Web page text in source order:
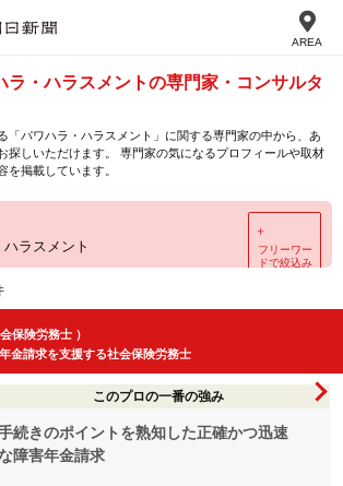
AREA
ラ・ハラスメントの専門家・コンサルタ
「パワハラ・ハラスメント」に関する専門家の中から、あ
探しいただけます。 専門家の気になるプロフィールや取材
を掲載しています。
ラスメント
＋
フリーワー
ドで絞込み
会保険労務士 ）
金請求を支援する社会保険労務士
このプロの一番の強み
続きのポイントを熟知した正確かつ迅速
な障害年金請求